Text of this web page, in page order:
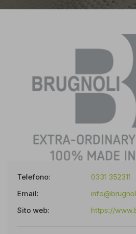
Telefono:
0331 352311
Email:
Sito web:
https://